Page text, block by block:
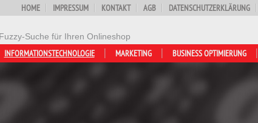
Fuzzy-Suche für Ihren Onlineshop
HOME IMPRESSUM KONTAKT AGB DATENSCHUTZERKLÄRUNG
BUSINESS OPTIMIERUNG
MARKETING
INFORMATIONSTECHNOLOGIE